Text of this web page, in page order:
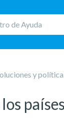
y política